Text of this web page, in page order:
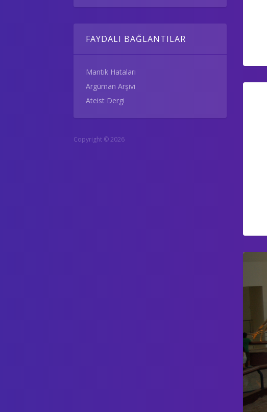
FAYDALI BAĞLANTILAR
Mantık Hataları
Argüman Arşivi
Ateist Dergi
Copyright © 2026